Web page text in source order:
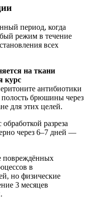
период, когда
режим в течение
всех
на ткани
курс
антибиотики
полость брюшины через
для этих целей.
разреза
через 6–7 дней —
повреждённых
в
но физические
3 месяцев